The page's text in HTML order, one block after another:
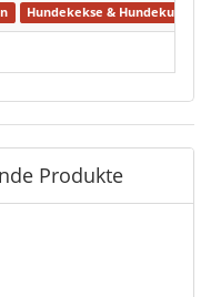
Hundekekse & Hundekuchen
Produkte